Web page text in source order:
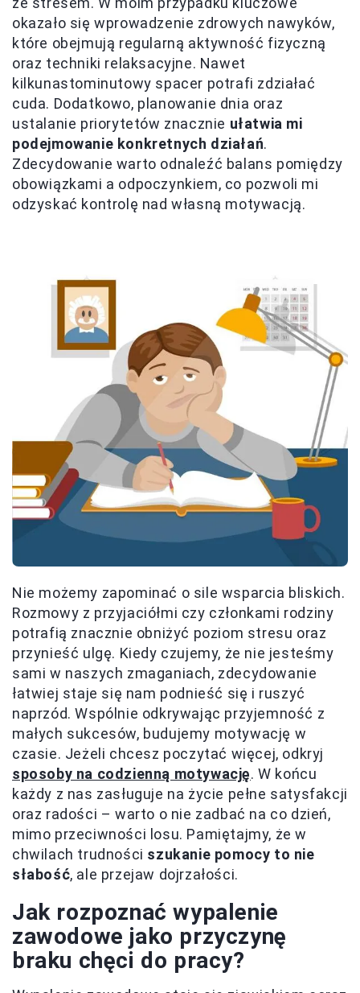
okazało się wprowadzenie zdrowych nawyków,
które obejmują regularną aktywność fizyczną
oraz techniki relaksacyjne. Nawet
kilkunastominutowy spacer potrafi zdziałać
cuda. Dodatkowo, planowanie dnia oraz
ustalanie priorytetów znacznie ułatwia mi
podejmowanie konkretnych działań.
Zdecydowanie warto odnaleźć balans pomiędzy
obowiązkami a odpoczynkiem, co pozwoli mi
odzyskać kontrolę nad własną motywacją.
Nie możemy zapominać o sile wsparcia bliskich.
Rozmowy z przyjaciółmi czy członkami rodziny
potrafią znacznie obniżyć poziom stresu oraz
przynieść ulgę. Kiedy czujemy, że nie jesteśmy
sami w naszych zmaganiach, zdecydowanie
łatwiej staje się nam podnieść się i ruszyć
naprzód. Wspólnie odkrywając przyjemność z
małych sukcesów, budujemy motywację w
czasie. Jeżeli chcesz poczytać więcej, odkryj
sposoby na codzienną motywację. W końcu
każdy z nas zasługuje na życie pełne satysfakcji
oraz radości – warto o nie zadbać na co dzień,
mimo przeciwności losu. Pamiętajmy, że w
chwilach trudności szukanie pomocy to nie
słabość, ale przejaw dojrzałości.
Jak rozpoznać wypalenie
zawodowe jako przyczynę
braku chęci do pracy?